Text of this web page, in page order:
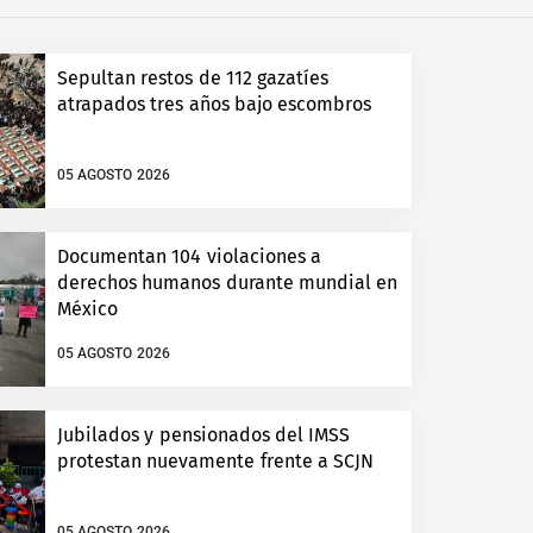
Sepultan restos de 112 gazatíes
atrapados tres años bajo escombros
05 AGOSTO 2026
Documentan 104 violaciones a
derechos humanos durante mundial en
México
05 AGOSTO 2026
Jubilados y pensionados del IMSS
protestan nuevamente frente a SCJN